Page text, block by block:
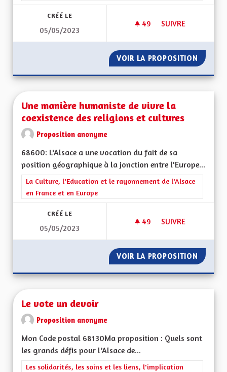
CRÉÉ LE
05/05/2023
49 49 ABONNÉS
SUIVRE
VOIR LA PROPOSITION
Une manière humaniste de vivre la
coexistence des religions et cultures
Proposition anonyme
68600: L'Alsace a une vocation du fait de sa
position géographique à la jonction entre l'Europe...
Filtrer les résultats de la catégorie : La Culture, l'Education et
La Culture, l'Education et le rayonnement de l'Alsace
en France et en Europe
CRÉÉ LE
05/05/2023
49 49 ABONNÉS
SUIVRE
VOIR LA PROPOSITION UNE
Le vote un devoir
Proposition anonyme
Mon Code postal 68130Ma proposition : Quels sont
les grands défis pour l’Alsace de...
Filtrer les résultats de la catégorie : Les solidarités, les soins
Les solidarités, les soins et les liens, l'implication